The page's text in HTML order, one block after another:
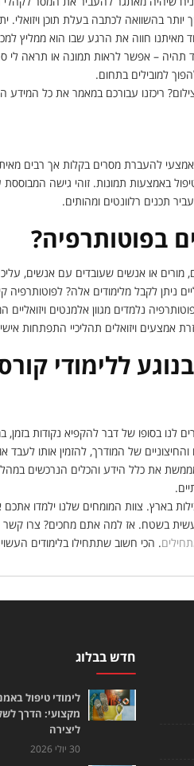
בהשוואה לכתבה בעלת תוכן ויזואלי.
מאיתנו חווה את הרגע שבו הוא ממליץ
– אפשר לראות תמונה או תראה לי
למובילים בתחום.
ריכזנו עבורכם במאמר את כל המידע
להעברת מסרים בקלות אך רבים
באמצעות תמונות. זוהי גישה המבוססת
תכנים רלוונטים ומהותים.
בפוטותרפיה?
או אנשים שעובדים עם אנשים,
ניתן לקבל מלימודים אלה? לפוטותרפיה
נלמדים מגוון אלמנטים
אמצעים ויזואלים תהליכיי התפתחות
ללימודי
לנו בסופו של דבר להקפיא נקודות
של המודרך, להזמין אותו
את כלל הידע והכלים הנרכשים
בארץ. צוות המומחים שלנו ילמדו אתכם
בשטח. אז למה אתם מחכים? צרו קשר
. הכי חשוב שתתחילו בלימודים
חדש בבלוג
לימודי טיפול
מקצועי: הדרך
ליצירה
30 יולי 2026